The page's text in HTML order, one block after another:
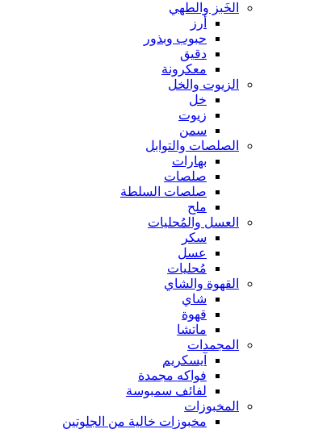
الخَبز والطهي
أرز
حبوب وبذور
دقيق
معكرونة
الزيوت والخل
خل
زيوت
سمن
الصلصات والتوابل
بهارات
صلصات
صلصات السلطة
ملح
العسل والمُحليات
سكر
عسل
مُحليات
القهوة والشاي
شاي
قهوة
ماتشا
المجمدات
آيسكريم
فواكه مجمدة
لفائف سمبوسة
المخبوزات
مخبوزات خالية من الجلوتين